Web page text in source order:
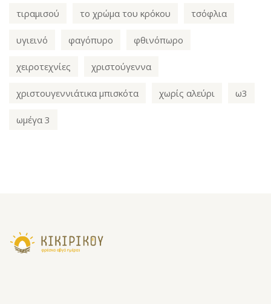
τιραμισού το χρώμα του κρόκου τσόφλια
υγιεινό φαγόπυρο φθινόπωρο
χειροτεχνίες χριστούγεννα
χριστουγεννιάτικα μπισκότα χωρίς αλεύρι ω3
ωμέγα 3